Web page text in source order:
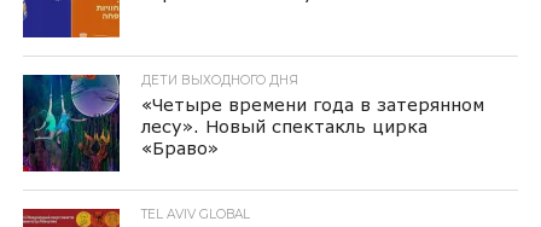
ДЕТИ ВЫХОДНОГО ДНЯ
«Четыре времени года в затерянном
лесу». Новый спектакль цирка
«Браво»
TEL AVIV GLOBAL